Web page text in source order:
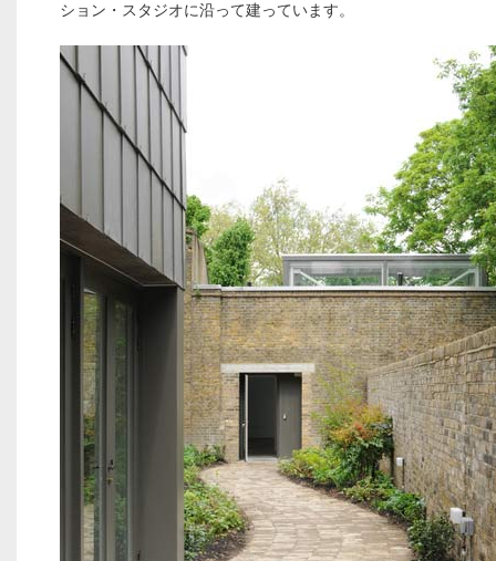
ション・スタジオに沿って建っています。